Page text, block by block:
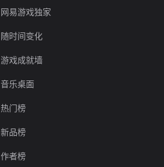
网易游戏独家
随时间变化
游戏成就墙
音乐桌面
热门榜
新品榜
作者榜